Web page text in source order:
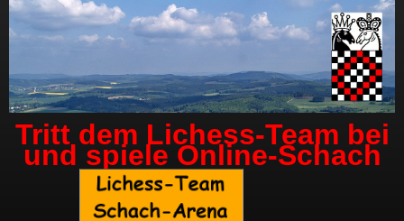
Tritt dem Lichess-Team bei
und spiele Online-Schach